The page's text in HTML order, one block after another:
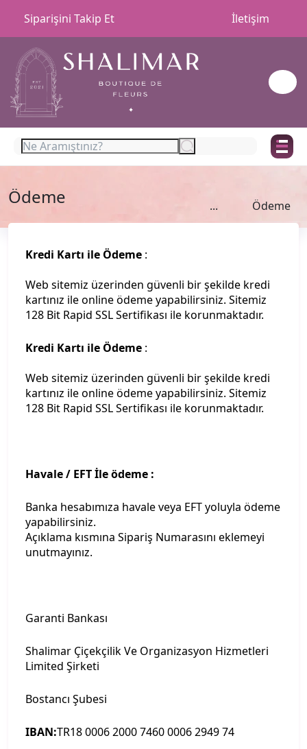
Siparişini Takip Et İletişim
Ödeme ... Ödeme
Kredi Kartı ile Ödeme :
Web sitemiz üzerinden güvenli bir şekilde kredi
kartınız ile online ödeme yapabilirsiniz. Sitemiz
128 Bit Rapid SSL Sertifikası ile korunmaktadır.
Kredi Kartı ile Ödeme :
Web sitemiz üzerinden güvenli bir şekilde kredi
kartınız ile online ödeme yapabilirsiniz. Sitemiz
128 Bit Rapid SSL Sertifikası ile korunmaktadır.
Havale / EFT İle ödeme :
Banka hesabımıza havale veya EFT yoluyla ödeme
yapabilirsiniz.
Açıklama kısmına Sipariş Numarasını eklemeyi
unutmayınız.
Garanti Bankası
Shalimar Çiçekçilik Ve Organizasyon Hizmetleri
Limited Şirketi
Bostancı Şubesi
IBAN:TR18 0006 2000 7460 0006 2949 74